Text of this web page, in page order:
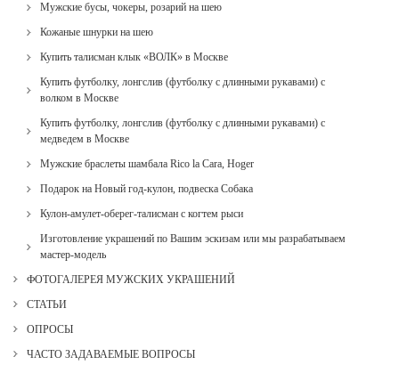
Мужские бусы, чокеры, розарий на шею
Кожаные шнурки на шею
Купить талисман клык «ВОЛК» в Москве
Купить футболку, лонгслив (футболку с длинными рукавами) с
волком в Москве
Купить футболку, лонгслив (футболку с длинными рукавами) с
медведем в Москве
Мужские браслеты шамбала Rico la Cara, Hoger
Подарок на Новый год-кулон, подвеска Собака
Кулон-амулет-оберег-талисман с когтем рыси
Изготовление украшений по Вашим эскизам или мы разрабатываем
мастер-модель
ФОТОГАЛЕРЕЯ МУЖСКИХ УКРАШЕНИЙ
СТАТЬИ
ОПРОСЫ
ЧАСТО ЗАДАВАЕМЫЕ ВОПРОСЫ